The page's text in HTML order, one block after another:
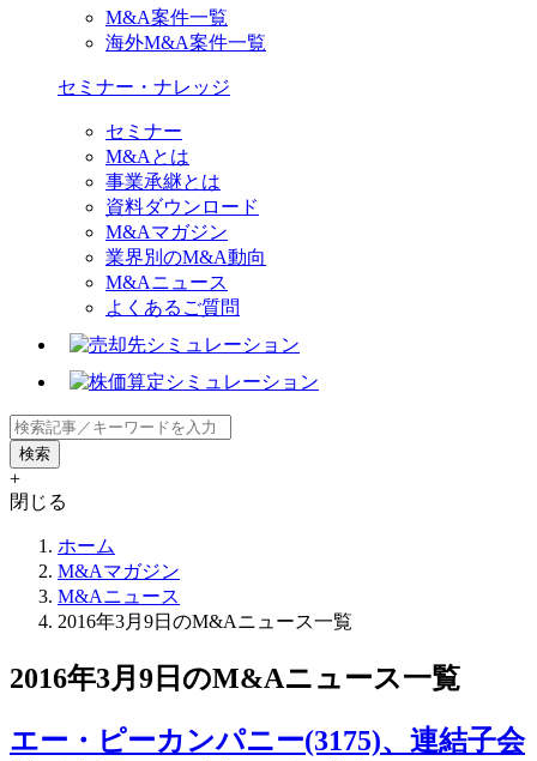
M&A案件一覧
海外M&A案件一覧
セミナー・ナレッジ
セミナー
M&Aとは
事業承継とは
資料ダウンロード
M&Aマガジン
業界別のM&A動向
M&Aニュース
よくあるご質問
+
閉じる
ホーム
M&Aマガジン
M&Aニュース
2016年3月9日のM&Aニュース一覧
2016年3月9日のM&Aニュース一覧
エー・ピーカンパニー(3175)、連結子会